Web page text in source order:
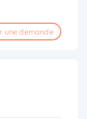
une demande